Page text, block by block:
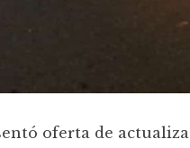
oferta de